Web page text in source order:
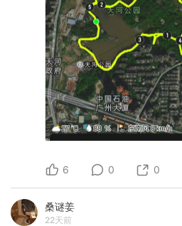
6 0 0
桑谜姜
22天前